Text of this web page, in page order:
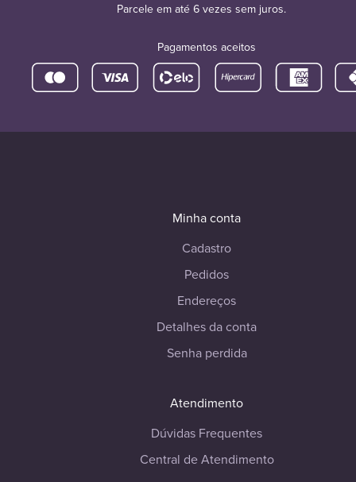
Parcele em até 6 vezes sem juros.
Pagamentos aceitos
Minha conta
Cadastro
Pedidos
Endereços
Detalhes da conta
Senha perdida
Atendimento
Dúvidas Frequentes
Central de Atendimento